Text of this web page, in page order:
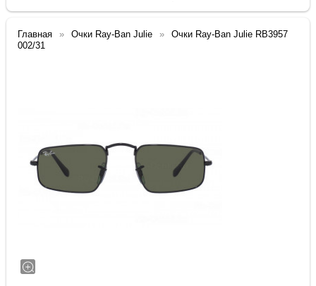
Главная Очки Ray-Ban Julie
Очки Ray-Ban Julie RB3957
002/31